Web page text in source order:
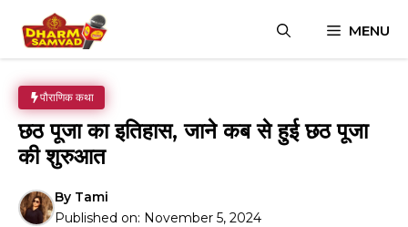
content
MENU
पौराणिक कथा
छठ पूजा का इतिहास, जाने कब से हुई छठ पूजा
की शुरुआत
By Tami
Published on: November 5, 2024